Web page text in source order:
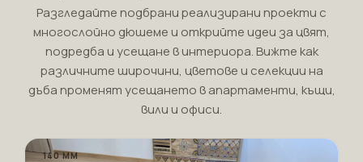
Разгледайте подбрани реализирани проекти с
многослойно дюшеме и открийте идеи за цвят,
подредба и усещане в интериора. Вижте как
различните широчини, цветове и селекции на
дъба променят усещането в апартаменти, къщи,
вили и офиси.
140 ММ